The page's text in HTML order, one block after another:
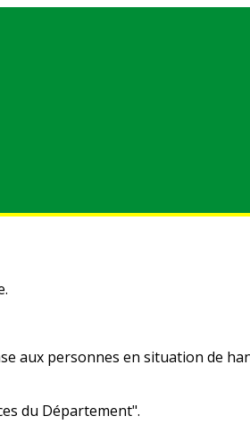
aux personnes en situation de
du Département".